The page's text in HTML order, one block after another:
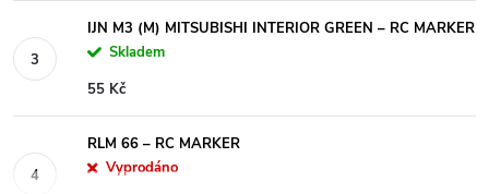
IJN M3 (M) MITSUBISHI INTERIOR GREEN – RC MARKER
Skladem
55 Kč
RLM 66 – RC MARKER
Vyprodáno